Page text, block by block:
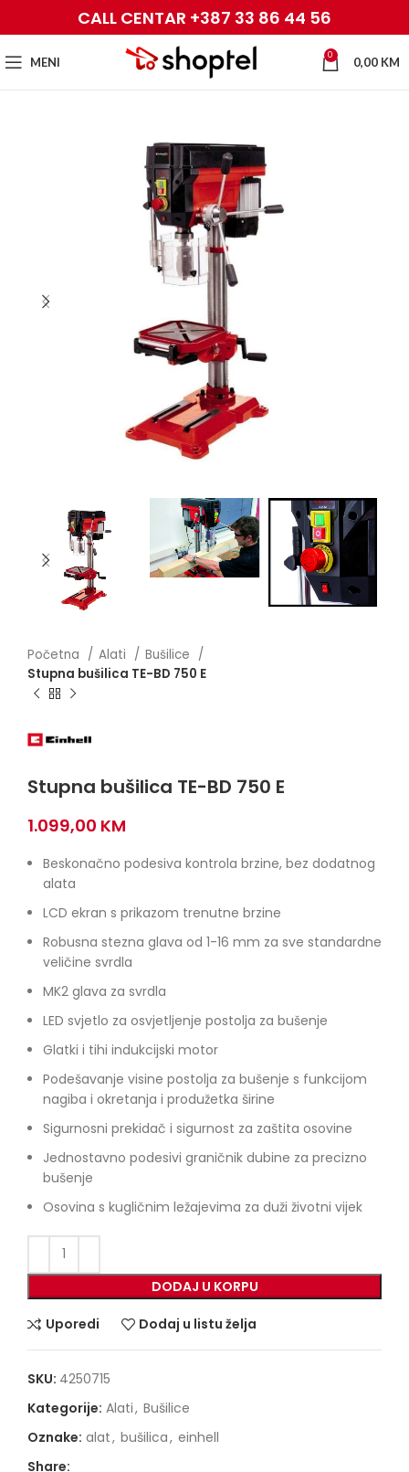
CALL CENTAR +387 33 86 44 56
MENI 0 0,00 KM
Početna Alati
Bušilice
Stupna bušilica TE-BD 750 E
Stupna bušilica TE-BD 750 E
1.099,00 KM
Beskonačno podesiva kontrola brzine, bez dodatnog
alata
LCD ekran s prikazom trenutne brzine
Robusna stezna glava od 1-16 mm za sve standardne
veličine svrdla
MK2 glava za svrdla
LED svjetlo za osvjetljenje postolja za bušenje
Glatki i tihi indukcijski motor
Podešavanje visine postolja za bušenje s funkcijom
nagiba i okretanja i produžetka širine
Sigurnosni prekidač i sigurnost za zaštita osovine
Jednostavno podesivi graničnik dubine za precizno
bušenje
Osovina s kugličnim ležajevima za duži životni vijek
DODAJ U KORPU
Uporedi Dodaj u listu želja
SKU: 4250715
Kategorije: Alati, Bušilice
Oznake: alat, bušilica, einhell
Share: